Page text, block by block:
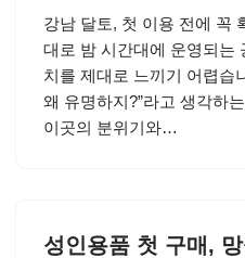
강남 달토, 첫 이용 전에 꼭
대로 밤 시간대에 운영되는
치를 제대로 느끼기 어렵습
왜 유명하지?”라고 생각하
이곳의 분위기와…
성인용품 첫 구매,